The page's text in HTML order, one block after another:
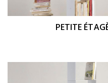
PETITE